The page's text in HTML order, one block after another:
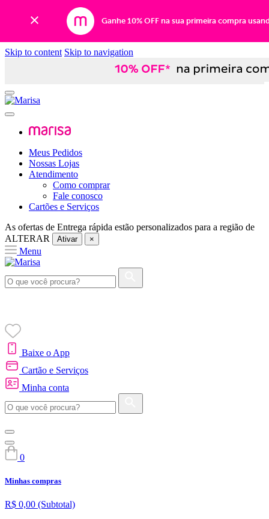
Ganhe 10% OFF na sua primeira compra
Skip to content Skip to navigation
Meus Pedidos
Nossas Lojas
Atendimento
Como comprar
Fale conosco
Cartões e Serviços
As ofertas de Entrega rápida estão personalizados para a região de
ALTERAR
Ativar ×
Menu
Baixe o App
Cartão e Serviços
Minha conta
0
Minhas compras
R$ 0,00 (Subtotal)